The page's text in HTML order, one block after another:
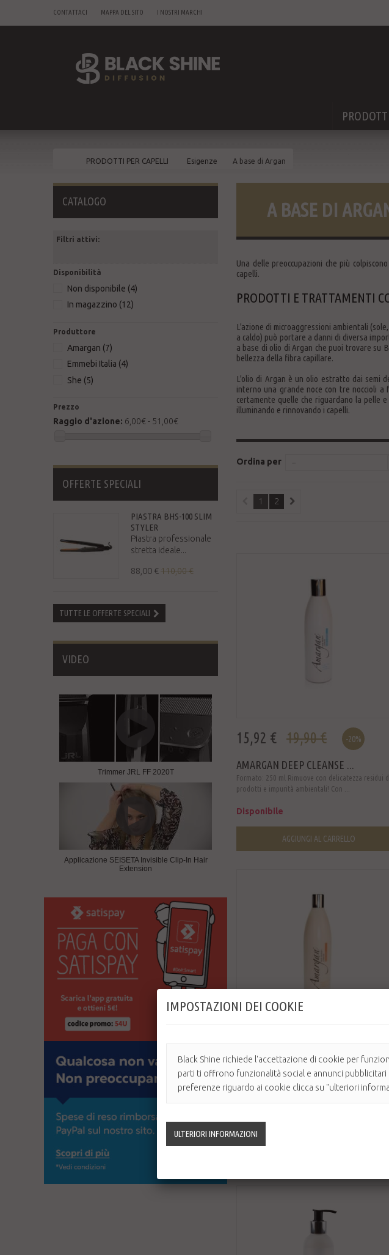
CONTATTACI MAPPA DEL SITO I NOSTRI MARCHI
PRODOTTI PER CAPELLI Esigenze A base di Argan
CATALOGO
Filtri attivi:
Disponibilità
Non disponibile (4)
In magazzino (12)
Produttore
Amargan (7)
Emmebi Italia (4)
She (5)
Prezzo
Raggio d'azione: 6,00€ - 51,00€
OFFERTE SPECIALI
PIASTRA BHS-100 SLIM
STYLER
Piastra professionale
stretta ideale...
88,00 €110,00 €
TUTTE LE OFFERTE SPECIALI
VIDEO
Trimmer JRL FF 2020T
Applicazione SEISETA Invisible Clip-In Hair
Extension
A BASE DI
Una delle preoccupazioni che più
capelli.
PRODOTTI E TRATTAMENTI
L'azione di microaggressioni ambientali
a caldo) può portare a danni di diversa
a base di olio di Argan che puoi trovare su
bellezza della fibra capillare.
L'olio di Argan è un olio estratto dai semi
interno una grande noce con tre noccioli
certamente quelle che riguardano la pelle e
illuminando e rinnovando i capelli.
Ordina per --
1 2
15,92 € 19,90 € -20%
AMARGAN DEEP CLEANSE ...
Formato: 250 ml Rimuove con delicatezza residui
prodotti e impurità ambientali! Con ...
Disponibile
AGGIUNGI AL CARRELLO
14,95 €
EVERYDAY MOISTURISING ARGAN ...
IMPOSTAZIONI DEI COOKIE
Black Shine richiede l'accettazione di cookie per
parti ti offrono funzionalità social e annunci
preferenze riguardo ai cookie clicca su "ulteriori